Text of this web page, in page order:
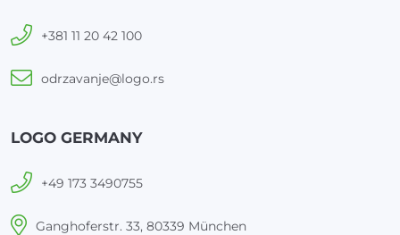
+381 11 20 42 100
odrzavanje@logo.rs
LOGO GERMANY
+49 173 3490755
Ganghoferstr. 33, 80339 München